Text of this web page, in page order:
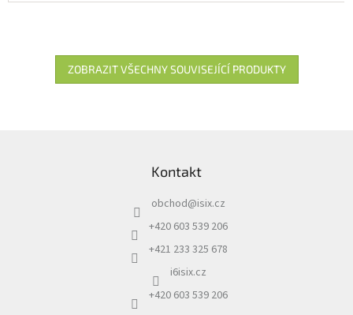
ZOBRAZIT VŠECHNY SOUVISEJÍCÍ PRODUKTY
Kontakt
obchod@isix.cz
+420 603 539 206
+421 233 325 678
i6isix.cz
+420 603 539 206